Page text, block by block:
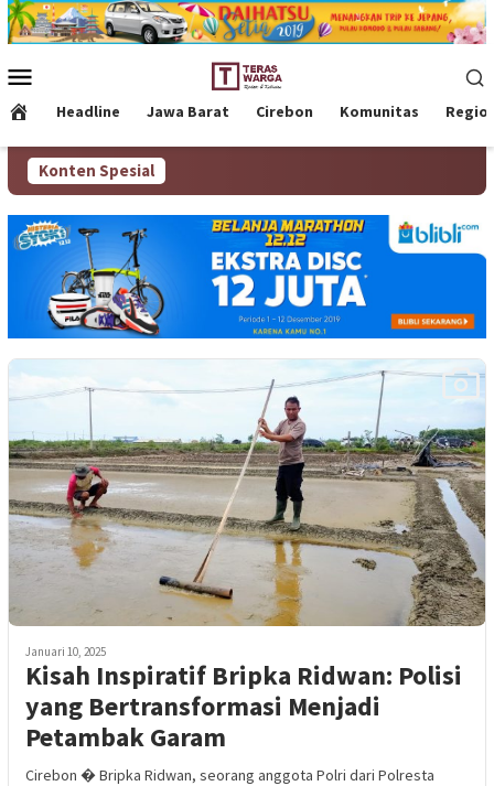
Loncat
ke
Mobile
Headline Jawa Barat Cirebon Komunitas
Konten Spesial
Januari 10, 2025
Kisah Inspiratif Bripka Ridwan: Polisi
yang Bertransformasi Menjadi
Petambak Garam
Cirebon � Bripka Ridwan, seorang anggota Polri dari Polresta